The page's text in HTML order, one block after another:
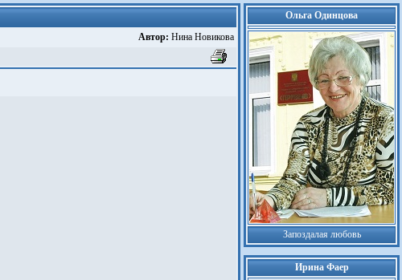
Автор: Нина Новикова
Ольга Одинцова
Запоздалая любовь
Ирина Фаер